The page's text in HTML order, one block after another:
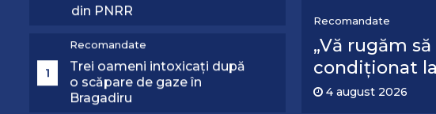
Bragadiru
2
Politica
Ilie Bolojan, reacție despre
averea partenerei de viață
opriţi aparatele de aer
la sfârşitul programului”
Recomandate
Un nou val
Precizările
4 august 2026